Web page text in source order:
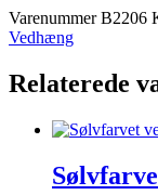
VarenummerB2206
Vedhæng
Relaterede